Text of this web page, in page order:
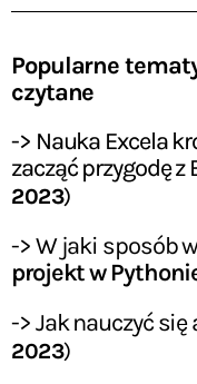
Popularne
czytane
-> Nauka Excela
zacząć przygodę z
2023)
-> W jaki sposób
projekt w
-> Jak nauczyć
2023)